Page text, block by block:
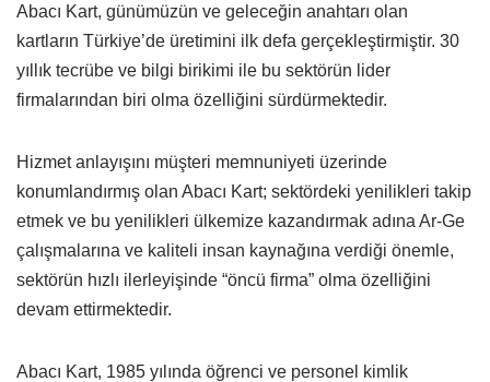
Abacı Kart, günümüzün ve geleceğin anahtarı olan
kartların Türkiye’de üretimini ilk defa gerçekleştirmiştir. 30
yıllık tecrübe ve bilgi birikimi ile bu sektörün lider
firmalarından biri olma özelliğini sürdürmektedir.
Hizmet anlayışını müşteri memnuniyeti üzerinde
konumlandırmış olan Abacı Kart; sektördeki yenilikleri takip
etmek ve bu yenilikleri ülkemize kazandırmak adına Ar-Ge
çalışmalarına ve kaliteli insan kaynağına verdiği önemle,
sektörün hızlı ilerleyişinde “öncü firma” olma özelliğini
devam ettirmektedir.
Abacı Kart, 1985 yılında öğrenci ve personel kimlik